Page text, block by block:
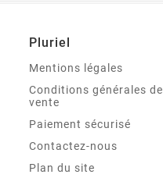
Pluriel
Mentions légales
Conditions générales de
vente
Paiement sécurisé
Contactez-nous
Plan du site